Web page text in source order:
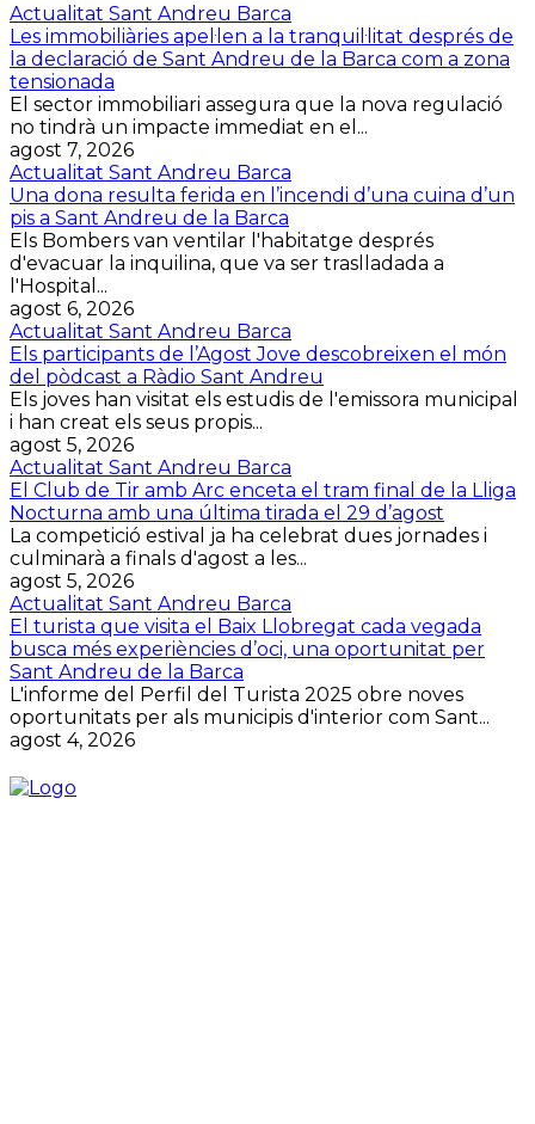
Actualitat Sant Andreu Barca
Les immobiliàries apel·len a la tranquil·litat després de
la declaració de Sant Andreu de la Barca com a zona
tensionada
El sector immobiliari assegura que la nova regulació
no tindrà un impacte immediat en el...
agost 7, 2026
Actualitat Sant Andreu Barca
Una dona resulta ferida en l’incendi d’una cuina d’un
pis a Sant Andreu de la Barca
Els Bombers van ventilar l'habitatge després
d'evacuar la inquilina, que va ser traslladada a
l'Hospital...
agost 6, 2026
Actualitat Sant Andreu Barca
Els participants de l’Agost Jove descobreixen el món
del pòdcast a Ràdio Sant Andreu
Els joves han visitat els estudis de l'emissora municipal
i han creat els seus propis...
agost 5, 2026
Actualitat Sant Andreu Barca
El Club de Tir amb Arc enceta el tram final de la Lliga
Nocturna amb una última tirada el 29 d’agost
La competició estival ja ha celebrat dues jornades i
culminarà a finals d'agost a les...
agost 5, 2026
Actualitat Sant Andreu Barca
El turista que visita el Baix Llobregat cada vegada
busca més experiències d’oci, una oportunitat per
Sant Andreu de la Barca
L'informe del Perfil del Turista 2025 obre noves
oportunitats per als municipis d'interior com Sant...
agost 4, 2026